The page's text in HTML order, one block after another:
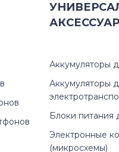
Аккумуляторы
Аккумуляторы
Блоки питания
Электронные
(микросхемы)